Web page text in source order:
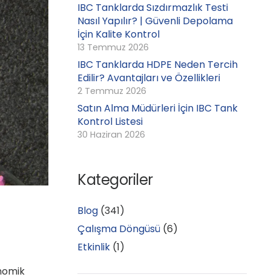
IBC Tanklarda Sızdırmazlık Testi
Nasıl Yapılır? | Güvenli Depolama
İçin Kalite Kontrol
13 Temmuz 2026
IBC Tanklarda HDPE Neden Tercih
Edilir? Avantajları ve Özellikleri
2 Temmuz 2026
Satın Alma Müdürleri İçin IBC Tank
Kontrol Listesi
30 Haziran 2026
Kategoriler
Blog (341)
Çalışma Döngüsü (6)
Etkinlik (1)